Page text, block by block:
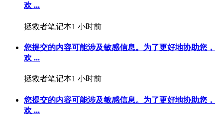
欢 ...
拯救者笔记本1 小时前
您提交的内容可能涉及敏感信息。为了更好地协助您，
欢 ...
拯救者笔记本1 小时前
您提交的内容可能涉及敏感信息。为了更好地协助您，
欢 ...